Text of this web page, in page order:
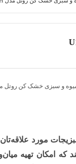
سبزیجات مورد
امکان تهیه